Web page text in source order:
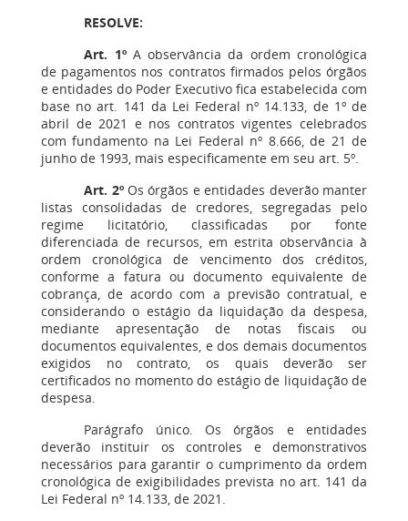
RESOLVE:
Art. 1ºA observância da ordem cronológica
de pagamentos nos contratos firmados pelos órgãos
e entidades do Poder Executivo fica estabelecida com
base no art. 141 da Lei Federal nº 14.133, de 1º de
abril de 2021 e nos contratos vigentes celebrados
com fundamento na Lei Federal nº 8.666, de 21 de
junho de 1993, mais especificamente em seu art. 5º.
Art. 2ºOs órgãos e entidades deverão manter
listas consolidadas de credores, segregadas pelo
regime licitatório, classificadas por fonte
diferenciada de recursos, em estrita observância à
ordem cronológica de vencimento dos créditos,
conforme a fatura ou documento equivalente de
cobrança, de acordo com a previsão contratual, e
considerando o estágio da liquidação da despesa,
mediante apresentação de notas fiscais ou
documentos equivalentes, e dos demais documentos
exigidos no contrato, os quais deverão ser
certificados no momento do estágio de liquidação de
despesa.
Parágrafo único. Os órgãos e entidades
deverão instituir os controles e demonstrativos
necessários para garantir o cumprimento da ordem
cronológica de exigibilidades prevista no art. 141 da
Lei Federal nº 14.133, de 2021.